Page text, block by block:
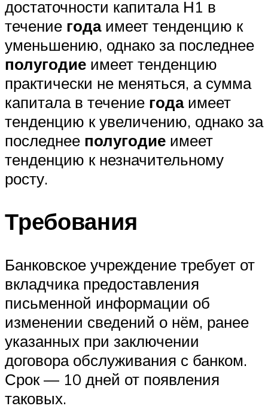
достаточности капитала Н1 в
течение годаимеет тенденцию к
уменьшению, однако за последнее
полугодие имеет тенденцию
практически не меняться, а сумма
капитала в течение годаимеет
тенденцию к увеличению, однако за
последнее полугодие имеет
тенденцию к незначительному
росту.
Требования
Банковское учреждение требует от
вкладчика предоставления
письменной информации об
изменении сведений о нём, ранее
указанных при заключении
договора обслуживания с банком.
Срок — 10 дней от появления
таковых.